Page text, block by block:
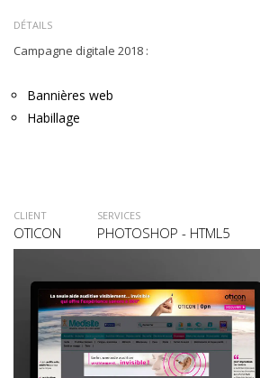
DÉTAILS
Campagne digitale 2018 :
Bannières web
Habillage
CLIENT
OTICON
SERVICES
PHOTOSHOP - HTML5